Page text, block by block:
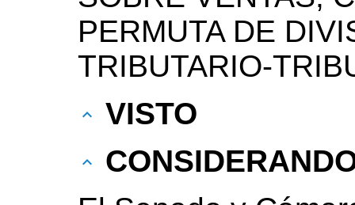
PERMUTA DE
TRIBUTARIO-
VISTO